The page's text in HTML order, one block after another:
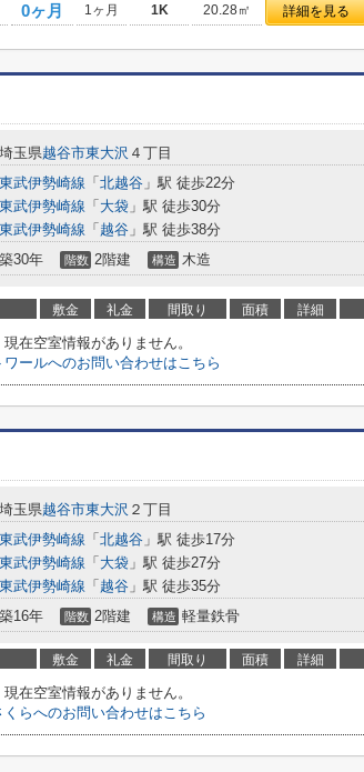
0ヶ月 1ヶ月 1K 20.28㎡ 詳細を見る
埼玉県越谷市東大沢 ４丁目
東武伊勢崎線 「 北越谷 」駅 徒歩22分
東武伊勢崎線 「 大袋 」駅 徒歩30分
東武伊勢崎線 「 越谷 」駅 徒歩38分
築30年 階数 2階建 構造 木造
敷金 礼金 間取り 面積 詳細
現在空室情報がありません。
ワールへのお問い合わせはこちら
埼玉県越谷市東大沢 ２丁目
東武伊勢崎線 「 北越谷 」駅 徒歩17分
東武伊勢崎線 「 大袋 」駅 徒歩27分
東武伊勢崎線 「 越谷 」駅 徒歩35分
築16年 階数 2階建 構造 軽量鉄骨
敷金 礼金 間取り 面積 詳細
現在空室情報がありません。
くらへのお問い合わせはこちら